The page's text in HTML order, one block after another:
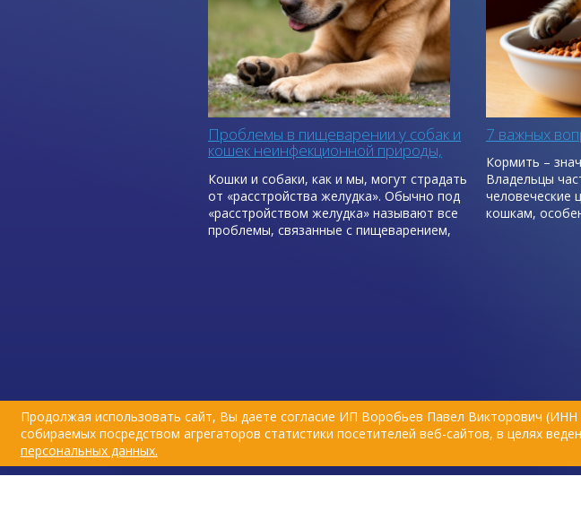
Продолжая использовать сайт, Вы даете согласие ИП Воробьев Павел Викторович
собираемых посредством агрегаторов статистики посетителей веб-сайтов, в целях
персональных данных.
Проблемы в пищеварении у собак и
кошек неинфекционной природы,
первая помощь
Кошки и собаки, как и мы, могут страдать
от «расстройства желудка». Обычно под
«расстройством желудка» называют все
проблемы, связанные с пищеварением,
7 важных
Кормить –
Владельцы
человеческие
кошкам,